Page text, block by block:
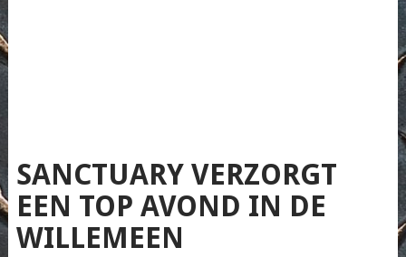
SANCTUARY VERZORGT
EEN TOP AVOND IN DE
WILLEMEEN